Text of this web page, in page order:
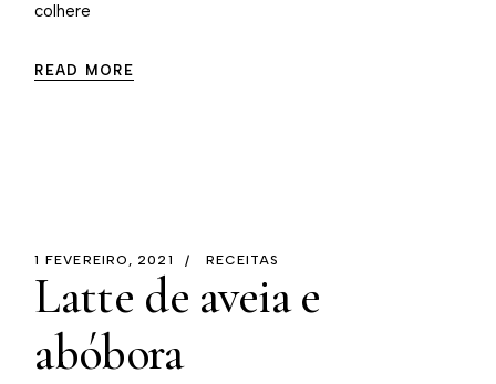
colhere
READ MORE
1 FEVEREIRO, 2021 RECEITAS
Latte de aveia e
abóbora